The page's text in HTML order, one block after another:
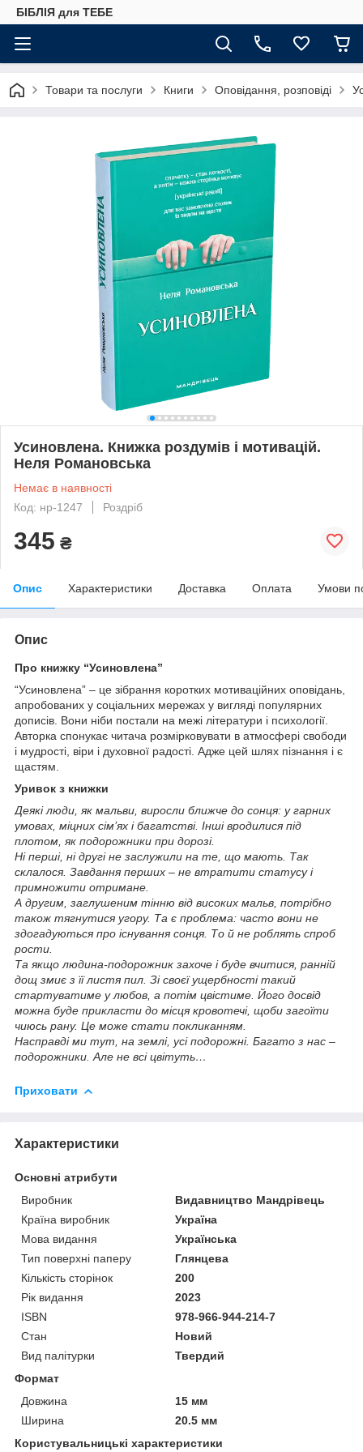
БІБЛІЯ для ТЕБЕ
Товари та послуги Книги Оповідання, розповіді
Усиновлена. Книжка роздумів і мотивацій.
Неля Романовська
Немає в наявності
Код: нр-1247
Роздріб
345 ₴
Опис Характеристики Доставка Оплата Умови
Опис
Про книжку “Усиновлена”
“Усиновлена” – це зібрання коротких мотиваційних оповідань,
апробованих у соціальних мережах у вигляді популярних
дописів. Вони ніби постали на межі літератури і психології.
Авторка спонукає читача розмірковувати в атмосфері свободи
і мудрості, віри і духовної радості. Адже цей шлях пізнання і є
щастям.
Уривок з книжки
Деякі люди, як мальви, виросли ближче до сонця: у гарних
умовах, міцних сім’ях і багатстві. Інші вродилися під
плотом, як подорожники при дорозі.
Ні перші, ні другі не заслужили на те, що мають. Так
склалося. Завдання перших – не втратити статусу і
примножити отримане.
А другим, заглушеним тінню від високих мальв, потрібно
також тягнутися угору. Та є проблема: часто вони не
здогадуються про існування сонця. То й не роблять спроб
рости.
Та якщо людина-подорожник захоче і буде вчитися, ранній
дощ змиє з її листя пил. Зі своєї ущербності такий
стартуватиме у любов, а потім цвістиме. Його досвід
можна буде прикласти до місця кровотечі, щоби загоїти
чиюсь рану. Це може стати покликанням.
Насправді ми тут, на землі, усі подорожні. Багато з нас –
подорожники. Але не всі цвітуть…
Приховати
Характеристики
Основні атрибути
Виробник
Видавництво Мандрівець
Країна виробник
Україна
Мова видання
Українська
Тип поверхні паперу
Глянцева
Кількість сторінок
200
Рік видання
2023
ISBN
978-966-944-214-7
Стан
Новий
Вид палітурки
Твердий
Формат
Довжина
15 мм
Ширина
20.5 мм
Користувальницькі характеристики